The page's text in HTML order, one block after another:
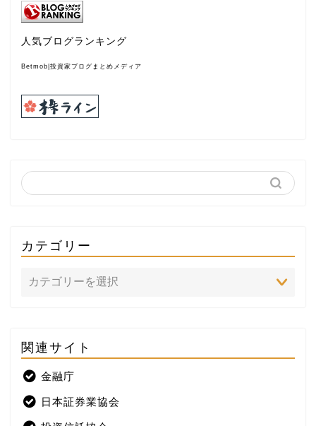
人気ブログランキング
Betmob|投資家ブログまとめメディア
カテゴリー
関連サイト
金融庁
日本証券業協会